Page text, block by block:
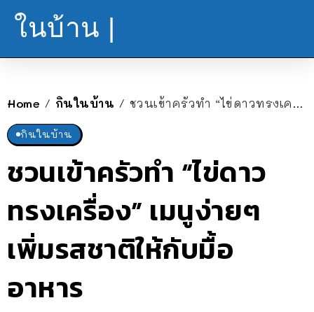
ในบ้าน |
Home / กินในบ้าน / ชวนเข้าครัวทำ “ไข่ดาวทรงเครื่อง” เมนูง่ายๆ เพิ่มรสชาติให้กับมื้ออาหาร
กินในบ้าน
ชวนเข้าครัวทำ “ไข่ดาว
ทรงเครื่อง” เมนูง่ายๆ
เพิ่มรสชาติให้กับมื้อ
อาหาร